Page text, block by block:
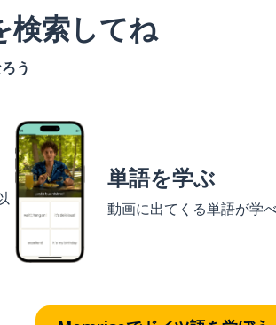
検索してね
う
単語を学ぶ
動画に出てくる単語が学